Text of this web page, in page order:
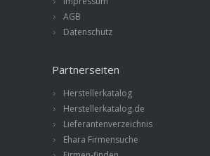
AGB
Datenschutz
Partnerseiten
Herstellerkatalog
Herstellerkatalog.de
Lieferantenverzeichnis
Ehara Firmensuche